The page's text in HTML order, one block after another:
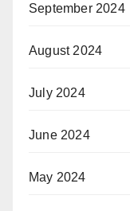
September 2024
August 2024
July 2024
June 2024
May 2024